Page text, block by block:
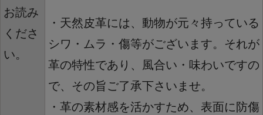
お読み
くださ
い。
・天然皮革には、動物が元々持っている
シワ・ムラ・傷等がございます。それが
革の特性であり、風合い・味わいですの
で、その旨ご了承下さいませ。
・革の素材感を活かすため、表面に防傷